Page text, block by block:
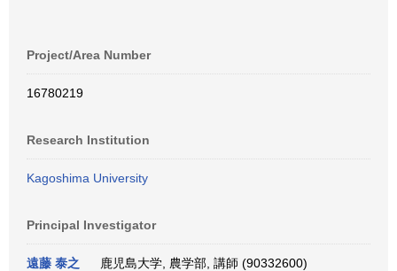
Project/Area Number
16780219
Research Institution
Kagoshima University
Principal Investigator
遠藤 泰之 鹿児島大学, 農学部, 講師 (90332600)